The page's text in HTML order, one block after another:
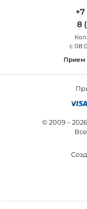
Уличные светильники
8
с
Прием
© 2009 –